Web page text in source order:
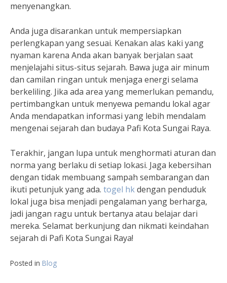
menyenangkan.
Anda juga disarankan untuk mempersiapkan
perlengkapan yang sesuai. Kenakan alas kaki yang
nyaman karena Anda akan banyak berjalan saat
menjelajahi situs-situs sejarah. Bawa juga air minum
dan camilan ringan untuk menjaga energi selama
berkeliling. Jika ada area yang memerlukan pemandu,
pertimbangkan untuk menyewa pemandu lokal agar
Anda mendapatkan informasi yang lebih mendalam
mengenai sejarah dan budaya Pafi Kota Sungai Raya.
Terakhir, jangan lupa untuk menghormati aturan dan
norma yang berlaku di setiap lokasi. Jaga kebersihan
dengan tidak membuang sampah sembarangan dan
ikuti petunjuk yang ada. togel hkdengan penduduk
lokal juga bisa menjadi pengalaman yang berharga,
jadi jangan ragu untuk bertanya atau belajar dari
mereka. Selamat berkunjung dan nikmati keindahan
sejarah di Pafi Kota Sungai Raya!
Posted in Blog